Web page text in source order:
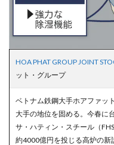
HOA PHAT GROUP JOINT
ット・グループ
ベトナム鉄鋼大手ホアファッ
大手の地位を固める。今春に
サ・ハティン・スチール（
約4000億円を投じる高炉の新